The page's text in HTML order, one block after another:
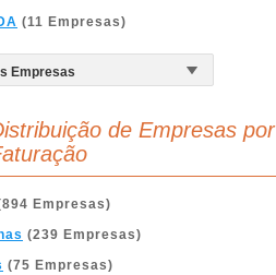
(11 Empresas)
de Empresas por
Empresas)
(239 Empresas)
(75 Empresas)